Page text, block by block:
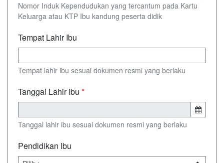
Nomor Induk Kependudukan yang tercantum pada Kartu
Keluarga atau KTP Ibu kandung peserta didik
Tempat Lahir Ibu
Tempat lahir ibu sesuai dokumen resmi yang berlaku
Tanggal Lahir Ibu *
Tanggal lahir ibu sesuai dokumen resmi yang berlaku
Pendidikan Ibu